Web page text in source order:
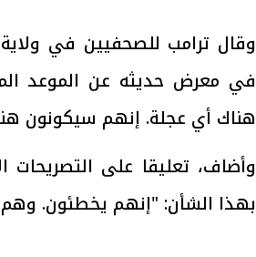
وقال ترامب للصحفيين في ولاية
في معرض حديثه عن الموعد
هناك أي عجلة. إنهم سيكونون
وأضاف، تعليقا على التصريحات
بهذا الشأن: "إنهم يخطئون.